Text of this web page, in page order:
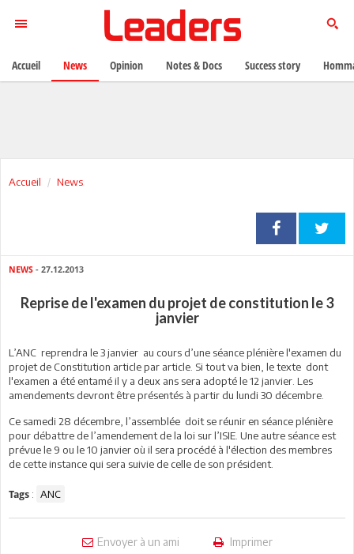
Accueil News
NEWS - 27.12.2013
Reprise de l'examen du projet de constitution le 3
janvier
L’ANC reprendra le 3 janvier au cours d’une séance plénière l'examen du
projet de Constitution article par article. Si tout va bien, le texte dont
l'examen a été entamé il y a deux ans sera adopté le 12 janvier. Les
amendements devront être présentés à partir du lundi 30 décembre.
Ce samedi 28 décembre, l’assemblée doit se réunir en séance plénière
pour débattre de l’amendement de la loi sur l’ISIE. Une autre séance est
prévue le 9 ou le 10 janvier où il sera procédé à l'élection des membres
de cette instance qui sera suivie de celle de son président.
Tags : ANC
Envoyer à un ami Imprimer
Accueil News Opinion Notes & Docs Success story